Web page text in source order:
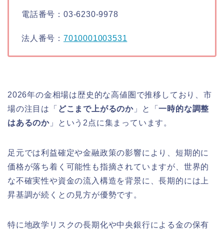
電話番号：03-6230-9978
法人番号： 7010001003531
2026年の金相場は歴史的な高値圏で推移しており、市
場の注目は「 どこまで上がるのか 」と「一時的な調整
はあるのか 」という2点に集まっています。
足元では利益確定や金融政策の影響により、短期的に
価格が落ち着く可能性も指摘されていますが、世界的
な不確実性や資金の流入構造を背景に、長期的には上
昇基調が続くとの見方が優勢です。
特に地政学リスクの長期化や中央銀行による金の保有